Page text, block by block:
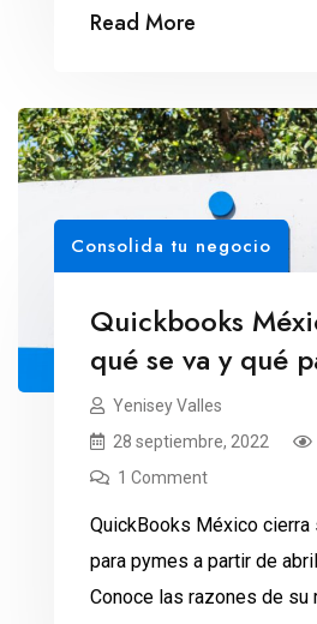
Read More
Consolida tu negocio
Quickbooks
qué se va y qué
sus clientes?
Yenisey Valles
28 septiembre, 2022
1 Comment
QuickBooks México cierra
para pymes a partir de
Conoce las razones de su